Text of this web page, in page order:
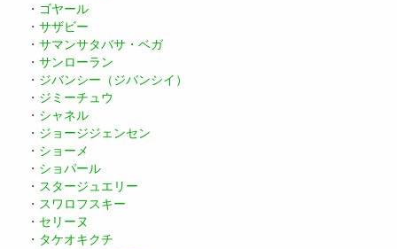
・ ゴヤール
・ サザビー
・ サマンサタバサ・ベガ
・ サンローラン
・ ジバンシー（ジバンシイ）
・ ジミーチュウ
・ シャネル
・ ジョージジェンセン
・ ショーメ
・ ショパール
・ スタージュエリー
・ スワロフスキー
・ セリーヌ
・ タケオキクチ